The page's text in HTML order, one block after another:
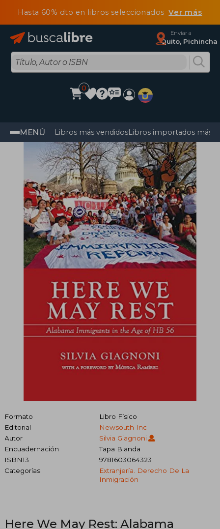
Hasta 60% dto en libros seleccionadosVer más
Enviar a
Quito, Pichincha
0
MENÚ Libros más vendidosLibros importados más
Formato
Libro Físico
Editorial
Newsouth Inc
Autor
Silvia Giagnoni
Encuadernación
Tapa Blanda
ISBN13
9781603064323
Categorías
Extranjería. Derecho De La
Inmigración
Here We May Rest: Alabama